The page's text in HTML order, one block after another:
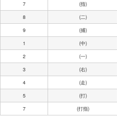
7
(指)
8
(二)
9
(捕)
1
(中)
2
(一)
3
(右)
4
(走)
5
(打)
7
(打指)